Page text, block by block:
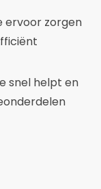
ervoor zorgen
snel helpt en